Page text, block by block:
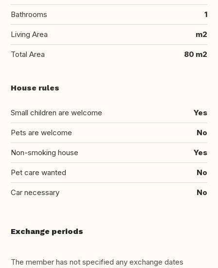
Bathrooms 1
Living Area m2
Total Area 80 m2
House rules
Small children are welcome Yes
Pets are welcome No
Non-smoking house Yes
Pet care wanted No
Car necessary No
Exchange periods
The member has not specified any exchange dates